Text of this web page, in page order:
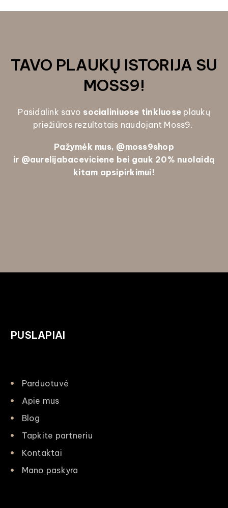
TAVO PLAUKŲ ISTORIJA SU
MOSS9!
Pasidalink savo socialiniuose tinkluose plaukų
priežiūros rezultatais naudojant Moss9.
Pažymėk mus, @moss9shop
ir @aurelijabaceviciene bei gauk 20% nuolaidą
kitam apsipirkimui!
PUSLAPIAI
Parduotuvė
Apie mus
Blog
Tapkite partneriu
Kontaktai
Mano paskyra